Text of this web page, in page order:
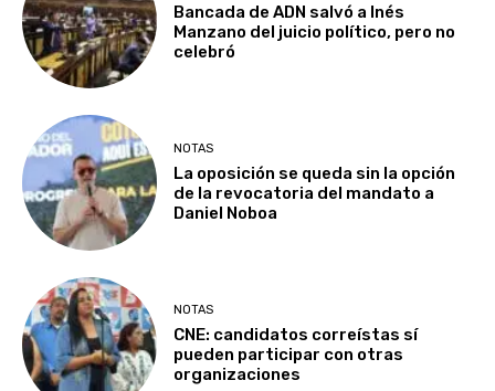
Bancada de ADN salvó a Inés
Manzano del juicio político, pero no
celebró
NOTAS
La oposición se queda sin la opción
de la revocatoria del mandato a
Daniel Noboa
NOTAS
CNE: candidatos correístas sí
pueden participar con otras
organizaciones